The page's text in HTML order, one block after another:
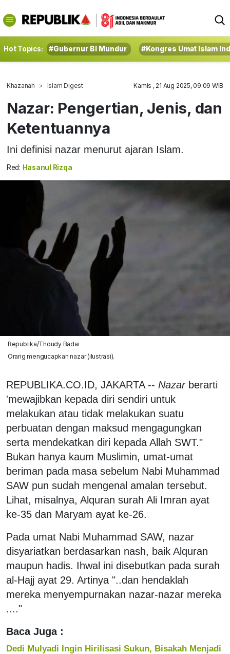
Hot Topics: #Gubernur BI Mundur #Kongres Umat Islam
Khazanah Islam Digest Kamis , 21 Aug 2025, 09:09 WIB
Nazar: Pengertian, Jenis, dan
Ketentuannya
Ini definisi nazar menurut ajaran Islam.
Red: Hasanul Rizqa
Republika/Thoudy Badai
Orang mengucapkan nazar (ilustrasi).
REPUBLIKA.CO.ID, JAKARTA -- Nazarberarti
'mewajibkan kepada diri sendiri untuk
melakukan atau tidak melakukan suatu
perbuatan dengan maksud mengagungkan
serta mendekatkan diri kepada Allah SWT."
Bukan hanya kaum Muslimin, umat-umat
beriman pada masa sebelum Nabi Muhammad
SAW pun sudah mengenal amalan tersebut.
Lihat, misalnya, Alquran surah Ali Imran ayat
ke-35 dan Maryam ayat ke-26.
Pada umat Nabi Muhammad SAW, nazar
disyariatkan berdasarkan nash, baik Alquran
maupun hadis. Ihwal ini disebutkan pada surah
al-Hajj ayat 29. Artinya "..dan hendaklah
mereka menyempurnakan nazar-nazar mereka
...."
Baca Juga :
Dedi Mulyadi Ingin Hirilisasi Sukun, Bisakah Menjadi